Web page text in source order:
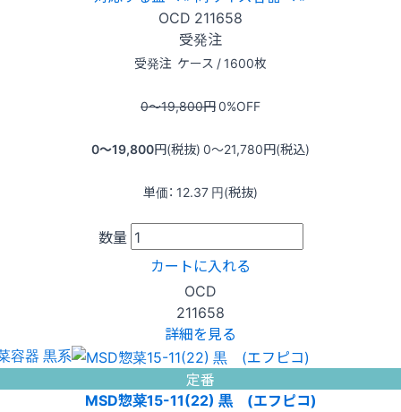
OCD 211658
受発注
受発注 ケース / 1600枚
0〜19,800円0%OFF
0〜19,800円(税抜) 0〜21,780円(税込)
単価： 12.37 円(税抜)
数量
カートに入れる
OCD
211658
詳細を見る
容器 黒系
定番
MSD惣菜15-11(22) 黒 (エフピコ)